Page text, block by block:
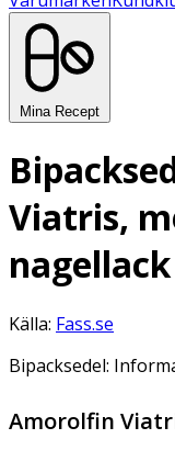
Mina Recept
Viatris,
Källa: Fass.se
Bipacksedel:
Amorolfin